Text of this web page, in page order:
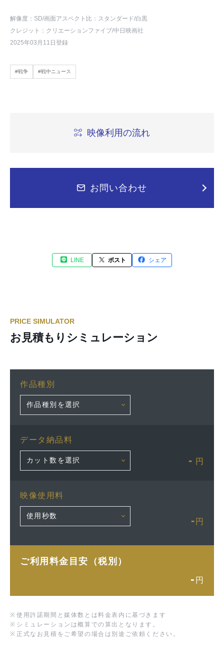
解像度：SD/画面アスペクト比：スタンダード/白黒
クレジット：クリエーションファイブ/中日映画社
2025年03月11日登録
#戦争 #戦中ニュース
映像利用の流れ
お問い合わせ
LINE ポスト シェア
PRICE SIMULATOR
お見積もりシミュレーション
作品種別
データ納品料
- 円
映像使用料
- 円
ご利用料金目安（税別）
- 円
※ 使用許諾期間と媒体数とは料金表内に基づきます
※ シミュレーションは概算での算出となります。
※ 正式なお見積をご希望の場合は別途ご依頼ください。